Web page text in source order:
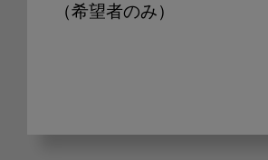
（希望者のみ）